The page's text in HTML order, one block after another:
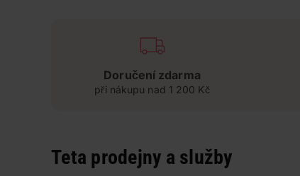
Doručení zdarma
při nákupu nad 1 200 Kč
Teta prodejny a služby